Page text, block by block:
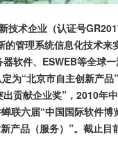
技术企业（认证号
管理系统信息化技术
软件、ESWEB等全球
为“北京市自主创新产
贡献企业奖”，2010年
联六届“中国国际软件
产品（服务）”。截止